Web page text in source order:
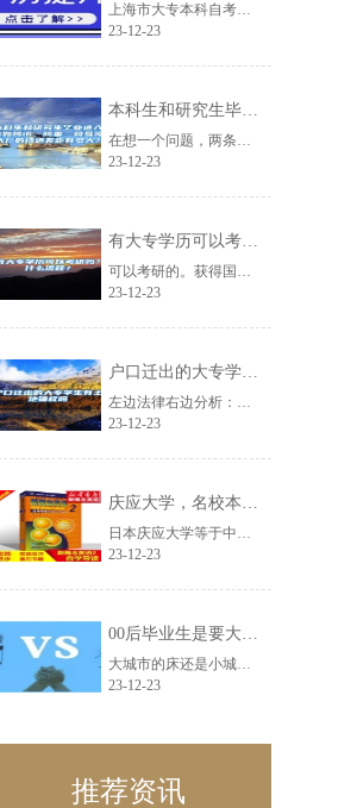
上海市大专本科自考体验课2022已更新(今日/流程)fKgmtj北京百聪教育......
23-12-23
本科生和研究生毕业进入诸如腾讯、阿里、网易等大厂的待遇差距有多大？
在想一个问题，两条道路:1.本科毕业入职，在时间线上看，三年相当于研究生毕业......
23-12-23
有大专学历可以考研吗？什么流程？
可以考研的。获得国家承认的高职高专毕业学历后满2年（从毕业后到录取当年9月1......
23-12-23
户口迁出的大专学生有土地确权吗
左边法律右边分析：户口迁出的大专学生是否有土地确权要分情况而定。如果仅是一个......
23-12-23
庆应大学，名校本科生看不起研究生!
日本庆应大学等于中国什么大学打个比方，单位招人是要南理工的研究生，还是清华的......
23-12-23
00后毕业生是要大城市床还是小城市房？
大城市的床还是小城市的房？这可能是每个毕业生都会面临着困难。选择大城市机会多......
23-12-23
推荐资讯